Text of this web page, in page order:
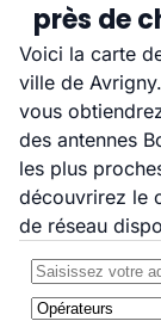
près de
Voici la carte
ville de
vous
des antennes
les plus
découvrirez le
de réseau